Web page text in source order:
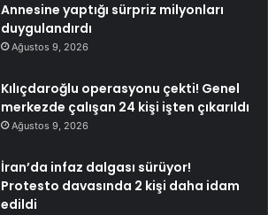
Annesine yaptığı sürpriz milyonları
duygulandırdı
Ağustos 9, 2026
Kılıçdaroğlu operasyonu çekti! Genel
merkezde çalışan 24 kişi işten çıkarıldı
Ağustos 9, 2026
İran’da infaz dalgası sürüyor!
Protesto davasında 2 kişi daha idam
edildi